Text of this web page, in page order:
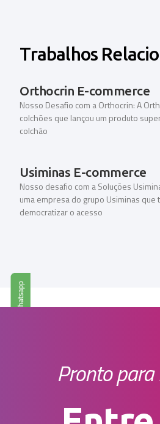
Trabalhos
Orthocrin E-commerce
Nosso Desafio com a Orthocrin: A
colchões que lançou um produto
colchão
Usiminas E-commerce
Nosso desafio com a Soluções
uma empresa do grupo Usiminas que
democratizar o acesso
Pronto